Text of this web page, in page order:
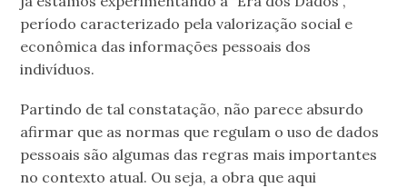
período caracterizado pela valorização social e
econômica das informações pessoais dos
indivíduos.
Partindo de tal constatação, não parece absurdo
afirmar que as normas que regulam o uso de dados
pessoais são algumas das regras mais importantes
no contexto atual. Ou seja, a obra que aqui